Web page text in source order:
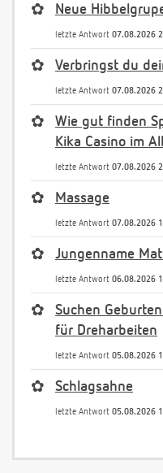
✿ Neue
letzte Antwort 07.08.2026
✿ Verbringst du
letzte Antwort 07.08.2026
✿
Wie gut finden
Kika Casino im
letzte Antwort 07.08.2026
✿ Massage
letzte Antwort 07.08.2026
✿ Jungenname
letzte Antwort 06.08.2026
✿
Suchen
für Dreharbeiten
letzte Antwort 05.08.2026
✿ Schlagsahne
letzte Antwort 05.08.2026